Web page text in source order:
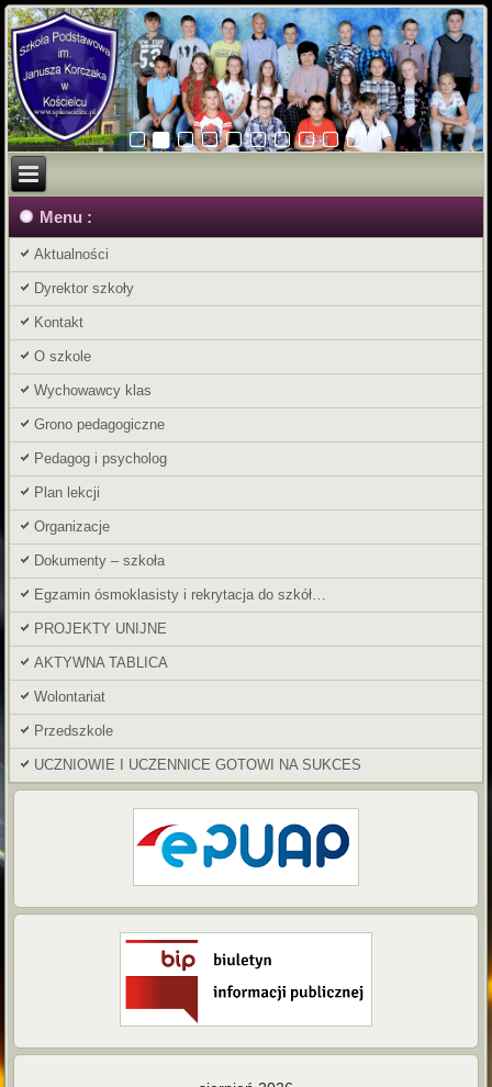
Menu :
Aktualności
Dyrektor szkoły
Kontakt
O szkole
Wychowawcy klas
Grono pedagogiczne
Pedagog i psycholog
Plan lekcji
Organizacje
Dokumenty – szkoła
Egzamin ósmoklasisty i rekrytacja do szkół…
PROJEKTY UNIJNE
AKTYWNA TABLICA
Wolontariat
Przedszkole
UCZNIOWIE I UCZENNICE GOTOWI NA SUKCES